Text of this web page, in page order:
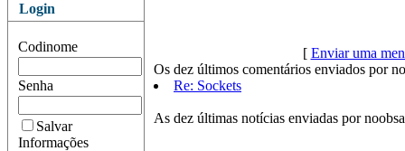
Login
Codinome
Senha
Salvar
Informações
[ Enviar uma
Os dez últimos comentários enviados por
Re: Sockets
As dez últimas notícias enviadas por